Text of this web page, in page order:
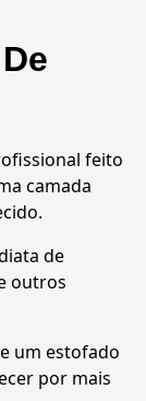
feito
camada
de
outros
um estofado
por mais